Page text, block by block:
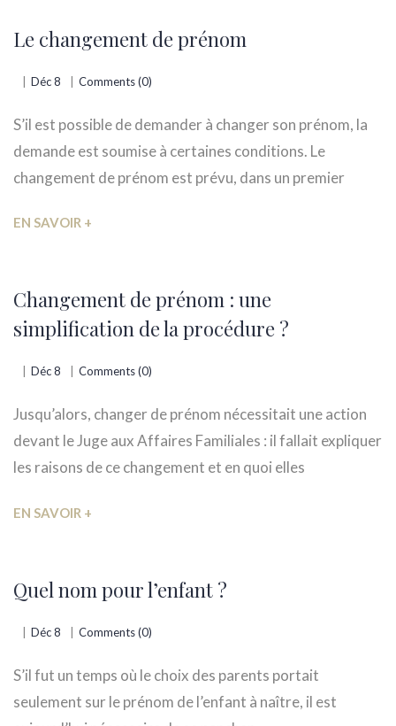
Le changement de prénom
Déc 8 Comments (0)
S’il est possible de demander à changer son prénom, la
demande est soumise à certaines conditions. Le
changement de prénom est prévu, dans un premier
EN SAVOIR +
Changement de prénom : une
simplification de la procédure ?
Déc 8 Comments (0)
Jusqu’alors, changer de prénom nécessitait une action
devant le Juge aux Affaires Familiales : il fallait expliquer
les raisons de ce changement et en quoi elles
EN SAVOIR +
Quel nom pour l’enfant ?
Déc 8 Comments (0)
S’il fut un temps où le choix des parents portait
seulement sur le prénom de l’enfant à naître, il est